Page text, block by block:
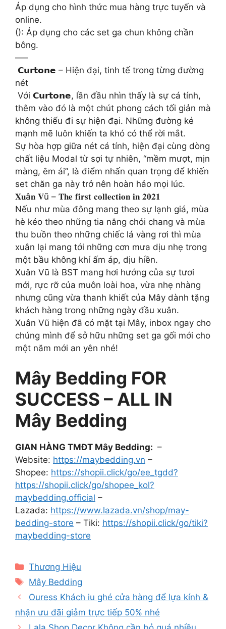
Áp dụng cho hình thức mua hàng trực tuyến và
online.
(): Áp dụng cho các set ga chun không chần
bông.
—–
️ 𝗖𝘂𝗿𝘁𝗼𝗻𝗲 – Hiện đại, tinh tế trong từng đường
nét
️ Với 𝗖𝘂𝗿𝘁𝗼𝗻𝗲, lần đầu nhìn thấy là sự cá tính,
thêm vào đó là một chút phong cách tối giản mà
không thiếu đi sự hiện đại. Những đường kẻ
mạnh mẽ luôn khiến ta khó có thể rời mắt.
Sự hòa hợp giữa nét cá tính, hiện đại cùng dòng
chất liệu Modal từ sợi tự nhiên, “mềm mượt, mịn
màng, êm ái”, là điểm nhấn quan trọng để khiến
set chăn ga này trở nên hoàn hảo mọi lúc.
𝐗𝐮â𝐧 𝐕ũ – 𝐓𝐡𝐞 𝐟𝐢𝐫𝐬𝐭 𝐜𝐨𝐥𝐥𝐞𝐜𝐭𝐢𝐨𝐧 𝐢𝐧 𝟐𝟎𝟐𝟏
Nếu như mùa đông mang theo sự lạnh giá, mùa
hè kéo theo những tia nắng chói chang và mùa
thu buồn theo những chiếc lá vàng rơi thì mùa
xuân lại mang tới những cơn mưa dịu nhẹ trong
một bầu không khí ấm áp, dịu hiền.
Xuân Vũ là BST mang hơi hướng của sự tươi
mới, rực rỡ của muôn loài hoa, vừa nhẹ nhàng
nhưng cũng vừa thanh khiết của Mây dành tặng
khách hàng trong những ngày đầu xuân.
Xuân Vũ hiện đã có mặt tại Mây, inbox ngay cho
chúng mình để sở hữu những set ga gối mới cho
một năm mới an yên nhé!
Mây Bedding FOR
SUCCESS – ALL IN
Mây Bedding
GIAN HÀNG TMĐT Mây Bedding: –
Website: https://maybedding.vn –
Shopee: https://shopii.click/go/ee_tgdd?
https://shopii.click/go/shopee_kol?
maybedding.official –
Lazada: https://www.lazada.vn/shop/may-
bedding-store – Tiki: https://shopii.click/go/tiki?
maybedding-store
Categories
Thương Hiệu
Tags
Mây Bedding
Ouress Khách iu ghé cửa hàng để lựa kính &
nhận ưu đãi giảm trực tiếp 50% nhé